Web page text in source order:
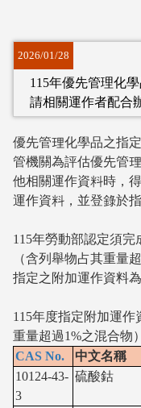
2026/01/28
115年優先管理化
請相關運作者配合
優先管理化學品之指
管機關為評估優先管
他相關運作資料時，
運作資料，並登錄於
115年勞動部認定須
（含列舉物占其重量
指定之附加運作資料
115年度指定附加運
重量超過1%之混合物）
CAS No.
中文名稱
10124-43-
3
硫酸鈷